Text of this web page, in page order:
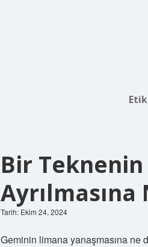
Bir Teknenin
Ayrılmasına
Tarih: Ekim 24, 2024
Geminin limana yanaşmasına ne